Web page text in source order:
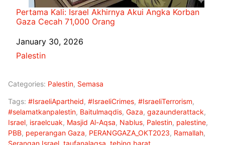
Pertama Kali: Israel Akhirnya Akui Angka Korban
Gaza Cecah 71,000 Orang
Date
January 30, 2026
In relation to
Palestin
Categories: Palestin, Semasa
Tags: #IsraeliApartheid, #IsraeliCrimes, #IsraeliTerrorism,
#selamatkanpalestin, Baitulmaqdis, Gaza, gazaunderattack,
Israel, israelcuak, Masjid Al-Aqsa, Nablus, Palestin, palestine,
PBB, peperangan Gaza, PERANGGAZA_OKT2023, Ramallah,
Serangan Israel taufanalaqsa tebing barat